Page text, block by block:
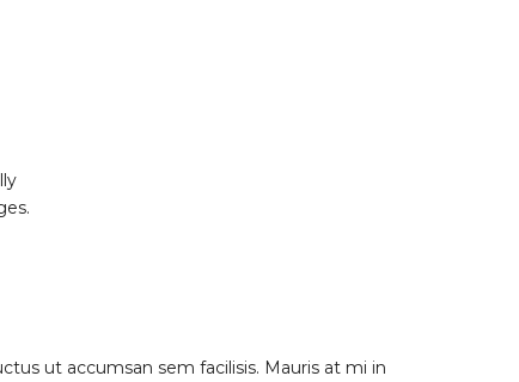
ut accumsan sem facilisis. Mauris at mi in